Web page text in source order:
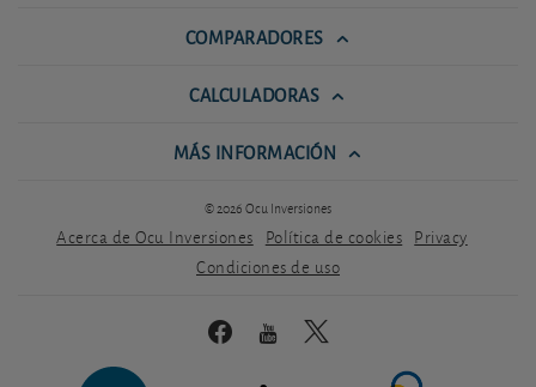
COMPARADORES
CALCULADORAS
MÁS INFORMACIÓN
© 2026 Ocu Inversiones
Acerca de Ocu Inversiones Política de cookies Privacy
Condiciones de uso